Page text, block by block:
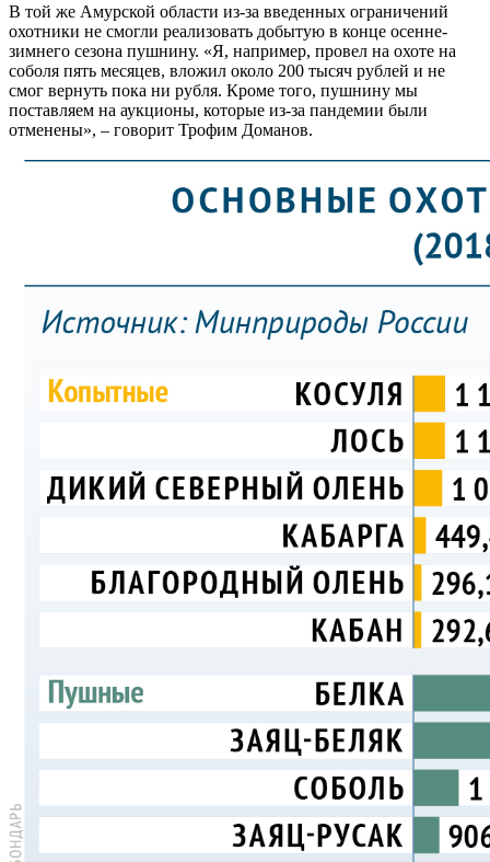
В той же Амурской области из-за введенных ограничений
охотники не смогли реализовать добытую в конце осенне-
зимнего сезона пушнину. «Я, например, провел на охоте на
соболя пять месяцев, вложил около 200 тысяч рублей и не
смог вернуть пока ни рубля. Кроме того, пушнину мы
поставляем на аукционы, которые из-за пандемии были
отменены», – говорит Трофим Доманов.